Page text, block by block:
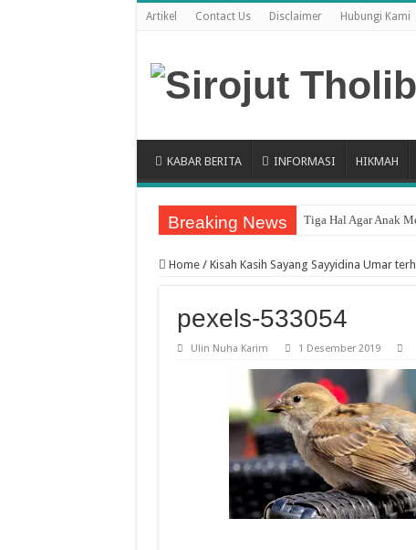
Artikel Contact Us Disclaimer Hubungi Kami
KABAR BERITA INFORMASI HIKMAH
Breaking News Tiga Hal Agar Anak
Home / Kisah Kasih Sayang Sayyidina Umar
pexels-533054
Ulin Nuha Karim 1 Desember 2019